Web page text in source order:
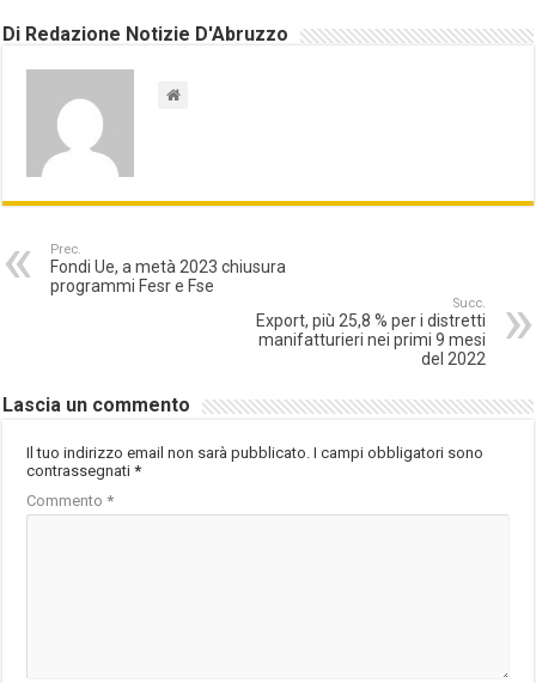
Di Redazione Notizie D'Abruzzo
Prec.
Fondi Ue, a metà 2023 chiusura
programmi Fesr e Fse
Succ.
Export, più 25,8 % per i distretti
manifatturieri nei primi 9 mesi
del 2022
Lascia un commento
Il tuo indirizzo email non sarà pubblicato. I campi obbligatori sono
contrassegnati*
Commento*